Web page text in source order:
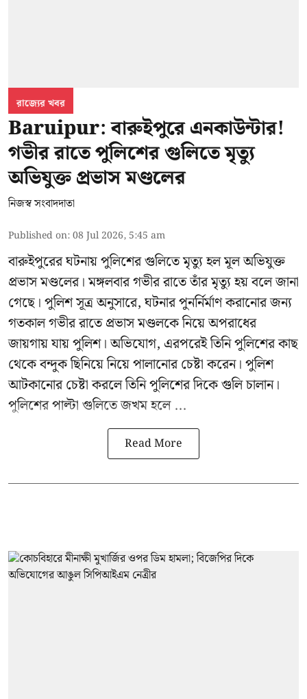
রাজ্যের খবর
Baruipur: বারুইপুরে এনকাউন্টার!
গভীর রাতে পুলিশের গুলিতে মৃত্যু
অভিযুক্ত প্রভাস মণ্ডলের
নিজস্ব সংবাদদাতা
Published on:08 Jul 2026, 5:45 am
বারুইপুরের ঘটনায় পুলিশের গুলিতে মৃত্যু হল মূল অভিযুক্ত
প্রভাস মণ্ডলের। মঙ্গলবার গভীর রাতে তাঁর মৃত্যু হয় বলে জানা
গেছে। পুলিশ সূত্র অনুসারে, ঘটনার পুনর্নির্মাণ করানোর জন্য
গতকাল গভীর রাতে প্রভাস মণ্ডলকে নিয়ে অপরাধের
জায়গায় যায় পুলিশ। অভিযোগ, এরপরেই তিনি পুলিশের কাছ
থেকে বন্দুক ছিনিয়ে নিয়ে পালানোর চেষ্টা করেন। পুলিশ
আটকানোর চেষ্টা করলে তিনি পুলিশের দিকে গুলি চালান।
পুলিশের পাল্টা গুলিতে জখম হলে ...
Read More